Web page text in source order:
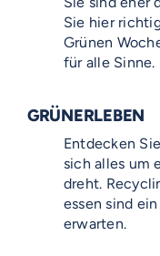
Sie hier
Grünen
für alle Sinne.
GRÜNERLEBEN
Entdecken
sich alles um
dreht.
essen sind
erwarten.